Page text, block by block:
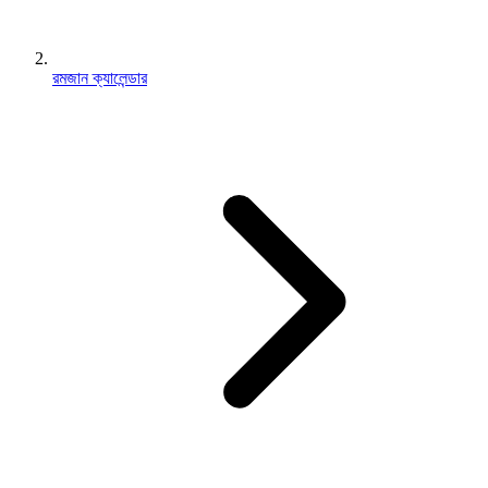
রমজান ক্যালেন্ডার